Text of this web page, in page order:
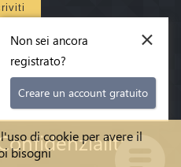
di cookie per avere il
bisogni
State® ×
Non sei ancora
registrato?
Creare un account gratuito